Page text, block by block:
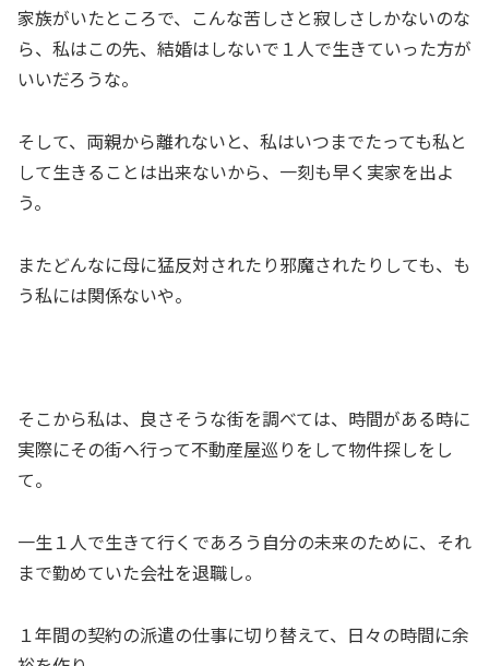
家族がいたところで、こんな苦しさと寂しさしかないのな
ら、私はこの先、結婚はしないで１人で生きていった方が
いいだろうな。
そして、両親から離れないと、私はいつまでたっても私と
して生きることは出来ないから、一刻も早く実家を出よ
う。
またどんなに母に猛反対されたり邪魔されたりしても、も
う私には関係ないや。
そこから私は、良さそうな街を調べては、時間がある時に
実際にその街へ行って不動産屋巡りをして物件探しをし
て。
一生１人で生きて行くであろう自分の未来のために、それ
まで勤めていた会社を退職し。
１年間の契約の派遣の仕事に切り替えて、日々の時間に余